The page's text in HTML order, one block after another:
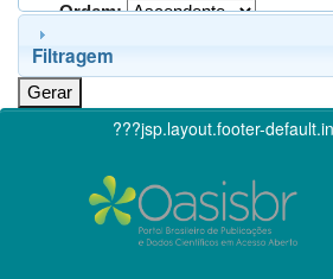
Ordem:
Filtragem
???jsp.layout.footer-